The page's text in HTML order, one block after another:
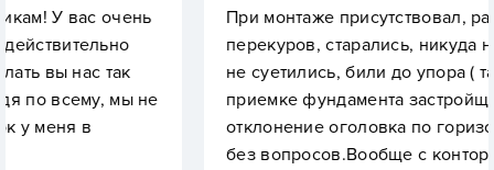
не
При монтаже присутствовал, работали без
перекуров, старались, никуда не
не суетились, били до упора ( такие
приемке фундамента застройщиком
отклонение оголовка по горизонтали,
без вопросов.Вообще с конторой легко